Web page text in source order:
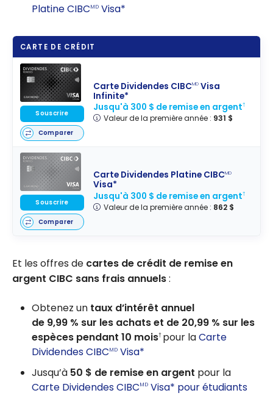
Platine CIBCMD Visa*
CARTE DE CRÉDIT
Carte Dividendes CIBCMD Visa
Infinite*
Jusqu'à 300 $ de remise en argent†
Valeur de la première année : 931 $
Souscrire
Comparer
Carte Dividendes Platine CIBCMD
Visa*
Jusqu'à 300 $ de remise en argent†
Valeur de la première année : 862 $
Souscrire
Comparer
Et les offres de cartes de crédit de remise en
argent CIBC sans frais annuels:
Obtenez un taux d’intérêt annuel
de 9,99 % sur les achats et de 20,99 % sur les
espèces pendant 10 mois† pour laCarte
Dividendes CIBCMD Visa*
Jusqu’à 50 $ de remise en argent pour la
Carte Dividendes CIBCMD Visa* pour étudiants